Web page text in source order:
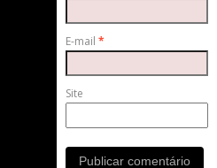
E-mail *
Site